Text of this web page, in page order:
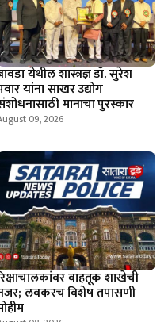
येथील शास्त्रज्ञ डॉ. सुरेश
यांना साखर उद्योग
मानाचा पुरस्कार
09, 2026
वाहतूक शाखेची
लवकरच विशेष तपासणी